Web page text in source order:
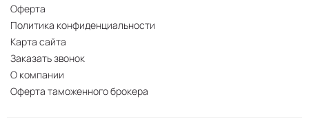
Оферта
Политика конфиденциальности
Карта сайта
Заказать звонок
О компании
Оферта таможенного брокера